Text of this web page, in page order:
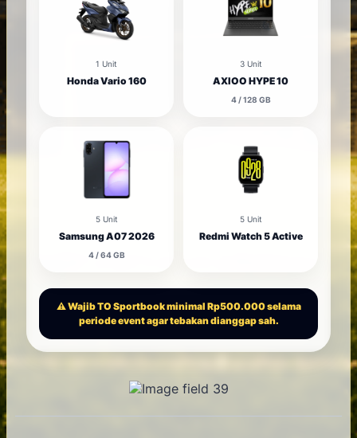
1 Unit
Honda Vario 160
3 Unit
AXIOO HYPE 10
4 / 128 GB
5 Unit
Samsung A07 2026
4 / 64 GB
5 Unit
Redmi Watch 5 Active
⚠️ Wajib TO Sportbook minimal Rp500.000 selama
periode event agar tebakan dianggap sah.